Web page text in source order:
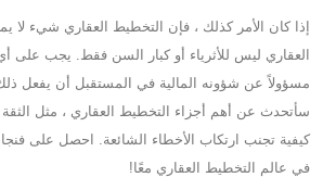
إذا كان الأمر كذلك ، فإن التخطيط العقاري شيء لا
العقاري ليس للأثرياء أو كبار السن فقط. يجب
مسؤولاً عن شؤونه المالية في المستقبل أن يفعل
سأتحدث عن أهم أجزاء التخطيط العقاري ، مثل
كيفية تجنب ارتكاب الأخطاء الشائعة. احصل على
في عالم التخطيط العقاري معًا!